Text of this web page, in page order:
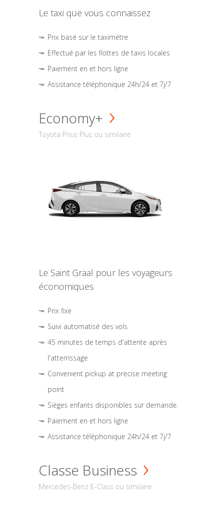
Le taxi que vous connaissez
Prix basé sur le taximètre
Effectué par les flottes de taxis locales
Paiement en et hors ligne
Assistance téléphonique 24h/24 et 7j/7
Economy+
Toyota Prius Plus ou similaire
Le Saint Graal pour les voyageurs
économiques
Prix fixe
Suivi automatisé des vols
45 minutes de temps d'attente après
l'atterrissage
Convenient pickup at precise meeting
point
Sièges enfants disponibles sur demande.
Paiement en et hors ligne
Assistance téléphonique 24h/24 et 7j/7
Classe Business
Mercedes-Benz E-Class ou similaire